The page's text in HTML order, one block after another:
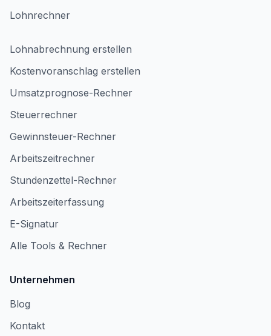
Lohnrechner
Lohnabrechnung erstellen
Kostenvoranschlag erstellen
Umsatzprognose-Rechner
Steuerrechner
Gewinnsteuer-Rechner
Arbeitszeitrechner
Stundenzettel-Rechner
Arbeitszeiterfassung
E-Signatur
Alle Tools & Rechner
Unternehmen
Blog
Kontakt